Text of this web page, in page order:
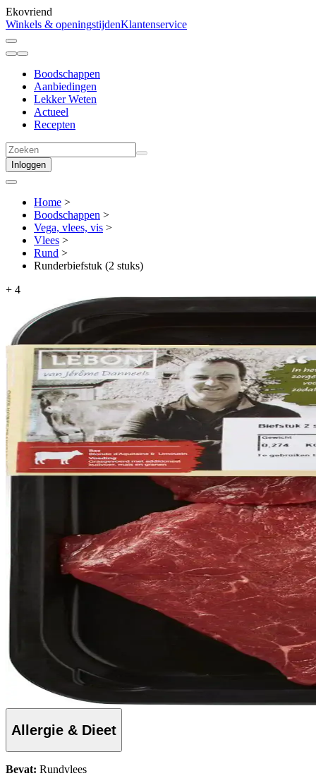
Ekovriend
Winkels & openingstijdenKlantenservice
Boodschappen
Aanbiedingen
Lekker Weten
Actueel
Recepten
Inloggen
Home >
Boodschappen >
Vega, vlees, vis >
Vlees >
Rund >
Runderbiefstuk (2 stuks)
+ 4
Allergie & Dieet
Bevat: Rundvlees